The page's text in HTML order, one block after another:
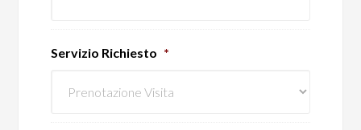
Servizio Richiesto *